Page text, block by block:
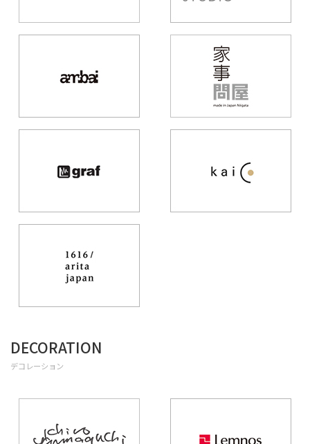
DECORATION
デコレーション